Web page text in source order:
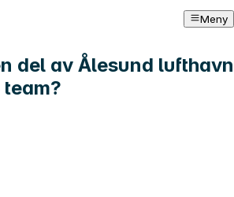
Meny
del av Ålesund lufthavn